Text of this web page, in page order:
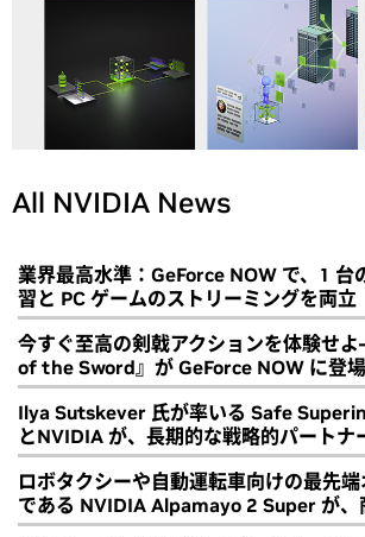
All NVIDIA News
業界最高水準：GeForce NOW で、1 台
習と PC ゲームのストリーミングを両立
今すぐ至高の剣戟アクションを体験せ
of the Sword』が GeForce NOW に登場
Ilya Sutskever 氏が率いる Safe
とNVIDIA が、長期的な戦略的パートナ
ロボタクシーや自動運転車向けの最先
である NVIDIA Alpamayo 2 Super が、